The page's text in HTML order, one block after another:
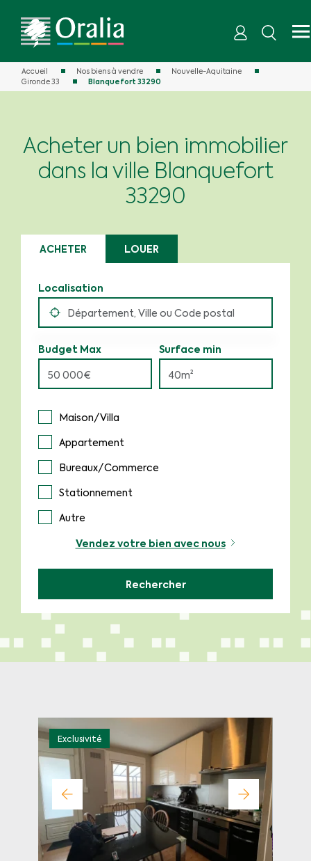
Accueil Nos biens à vendre
Nouvelle-Aquitaine
Gironde 33
Blanquefort 33290
Acheter un bien immobilier
dans la ville Blanquefort
33290
ACHETER LOUER
Localisation
Budget Max Surface min
Maison/Villa
Appartement
Bureaux/Commerce
Stationnement
Autre
Vendez votre bien avec nous
Rechercher
Exclusivité